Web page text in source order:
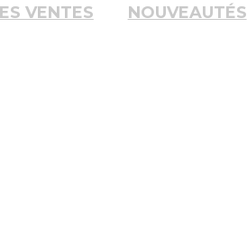
VENTES NOUVEAUTÉS